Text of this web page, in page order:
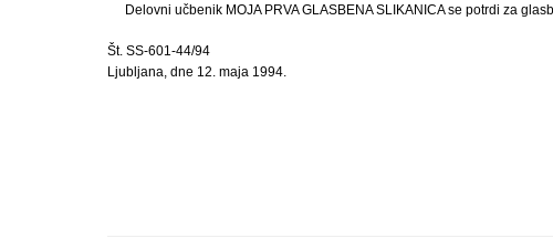
Delovni učbenik MOJA PRVA GLASBENA SLIKANICA se potrdi za
Št. SS-601-44/94
Ljubljana, dne 12. maja 1994.